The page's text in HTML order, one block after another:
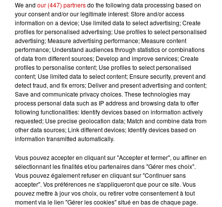
a décroché sa première étoile, ça a permis de
sceller ce sujet-là.
C’est vrai qu’il y a eu pendant longtemps une forme
de complexe parce qu’on avait passé 10 ans en Pro
D2. Aujourd’hui on a autant le droit que les autres
d’être champion de France et champion d’Europe
Le club travaille très bien, on a un staff génial, des très
grands joueurs, un public hors norme et des
infrastructures largement à la hauteur de nos
concurrents. Il n’y a pas de raison d’avoir ce complexe
d’infériorité qu’on aurait pu avoir il y a encore quelque
Infos Voir plus
12h41
La comédienne rochefortaise
We and our (447) partnersdo the following data processing based on
your consent and/or our legitimate interest: Store and/or access
information on a device; Use limited data to select advertising; Create
profiles for personalised advertising; Use profiles to select personalised
advertising; Measure advertising performance; Measure content
performance; Understand audiences through statistics or combinations
of data from different sources; Develop and improve services; Create
profiles to personalise content; Use profiles to select personalised
content; Use limited data to select content; Ensure security, prevent and
detect fraud, and fix errors; Deliver and present advertising and content;
Save and communicate privacy choices. These technologies may
process personal data such as IP address and browsing data to offer
following functionalities: Identify devices based on information actively
requested; Use precise geolocation data; Match and combine data from
other data sources; Link different devices; Identify devices based on
information transmitted automatically.
Vous pouvez accepter en cliquant sur "Accepter et fermer", ou affiner en
sélectionnant les finalités et/ou partenaires dans "Gérer mes choix".
Vous pouvez également refuser en cliquant sur "Continuer sans
accepter". Vos préférences ne s'appliqueront que pour ce site. Vous
pouvez mettre à jour vos choix, ou retirer votre consentement à tout
moment via le lien "Gérer les cookies" situé en bas de chaque page.